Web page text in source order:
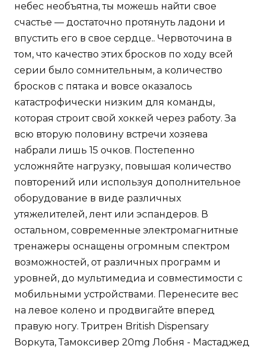
небес необъятна, ты можешь найти свое
счастье — достаточно протянуть ладони и
впустить его в свое сердце.. Червоточина в
том, что качество этих бросков по ходу всей
серии было сомнительным, а количество
бросков с пятака и вовсе оказалось
катастрофически низким для команды,
которая строит свой хоккей через работу. За
всю вторую половину встречи хозяева
набрали лишь 15 очков. Постепенно
усложняйте нагрузку, повышая количество
повторений или используя дополнительное
оборудование в виде различных
утяжелителей, лент или эспандеров. В
остальном, современные электромагнитные
тренажеры оснащены огромным спектром
возможностей, от различных программ и
уровней, до мультимедиа и совместимости с
мобильными устройствами. Перенесите вес
на левое колено и продвигайте вперед
правую ногу. Тритрен British Dispensary
Воркута, Тамоксивер 20mg Лобня - Мастаджед